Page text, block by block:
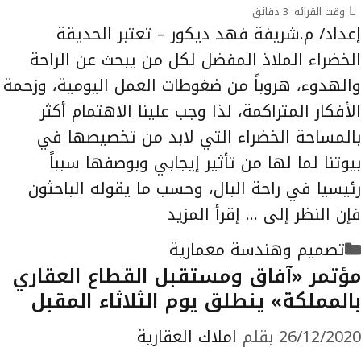
وقت القرائه: 3 دقائق
إعداد/ م.شريفة فهد ديكور – تعتبر الحديقة
الخضراء الملاذ المفضل لكل من يبحث عن الراحة
والهدوء، هروباً من ضغوطات العمل اليومية، وزحمة
الأفكار المتراكمة، لذا وجب علينا الاهتمام أكثر
بالمساحة الخضراء التي لابد من تخصيصها في
بيوتنا لما لها من تأثير إيجابي وبوصفها سبباً
رئيسيا في راحة البال، وحسب ما يقوله الباحثون
فإن النظر إلى … إقرأ المزيد
التصنيفات
تصميم وهندسة معمارية
مؤتمر «آفاق ومستقبل القطاع العقاري
بالمملكة» ينطلق يوم الثلاثاء المقبل
26/12/2020 بقلم املاك العقارية